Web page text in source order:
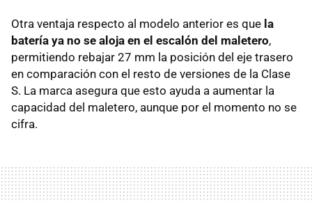
Otra ventaja respecto al modelo anterior es que la
batería ya no se aloja en el escalón del maletero,
permitiendo rebajar 27 mm la posición del eje trasero
en comparación con el resto de versiones de la Clase
S. La marca asegura que esto ayuda a aumentar la
capacidad del maletero, aunque por el momento no se
cifra.